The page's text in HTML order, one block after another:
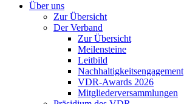
Über uns
Zur Übersicht
Der Verband
Zur Übersicht
Meilensteine
Leitbild
Nachhaltigkeitsengagement
VDR-Awards 2026
Mitgliederversammlungen